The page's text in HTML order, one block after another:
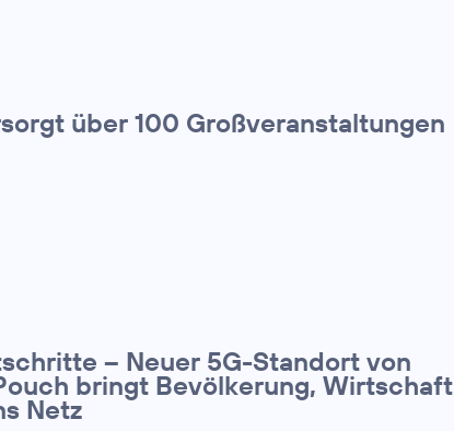
über 100 Großveranstaltungen
– Neuer 5G-Standort von
bringt Bevölkerung, Wirtschaft
Netz